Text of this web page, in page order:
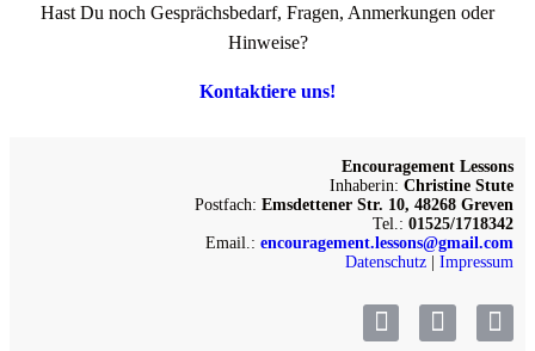
Hast Du noch Gesprächsbedarf, Fragen, Anmerkungen oder
Hinweise?
Kontaktiere uns!
Encouragement Lessons
Inhaberin: Christine Stute
Postfach: Emsdettener Str. 10, 48268 Greven
Tel.: 01525/1718342
Email.: encouragement.lessons@gmail.com
Datenschutz
Impressum